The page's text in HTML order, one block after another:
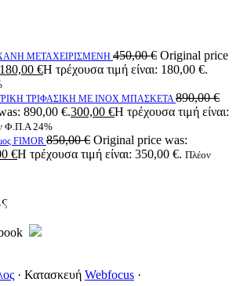
ΜΕΤΑΧΕΙΡΙΣΜΕΝΗ 450,00€ Original price
180,00 €Η τρέχουσα τιμή είναι: 180,00 €.
ΤΡΙΦΑΣΙΚΗ ΜΕ ΙΝΟΧ ΜΠΑΣΚΕΤΑ 890,00€
890,00 €.300,00 €Η τρέχουσα τιμή είναι:
Φ.Π.Α 24%
FIMOR 850,00€ Original price was:
€Η τρέχουσα τιμή είναι: 350,00 €. Πλέον
· Κατασκευή Webfocus ·